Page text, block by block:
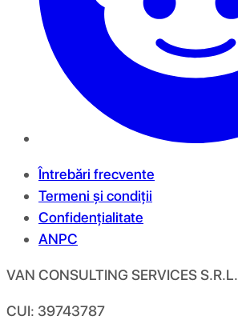
Întrebări frecvente
Termeni și condiții
Confidențialitate
ANPC
VAN CONSULTING SERVICES S.R.L.
CUI: 39743787